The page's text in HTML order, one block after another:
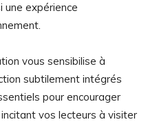
une expérience
vous sensibilise à
subtilement intégrés
pour encourager
vos lecteurs à visiter